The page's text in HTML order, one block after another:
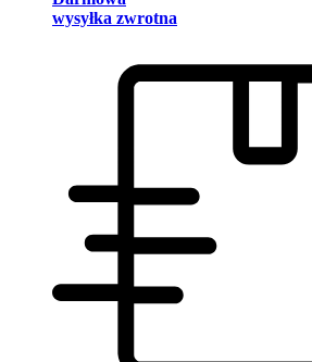
wysyłka zwrotna